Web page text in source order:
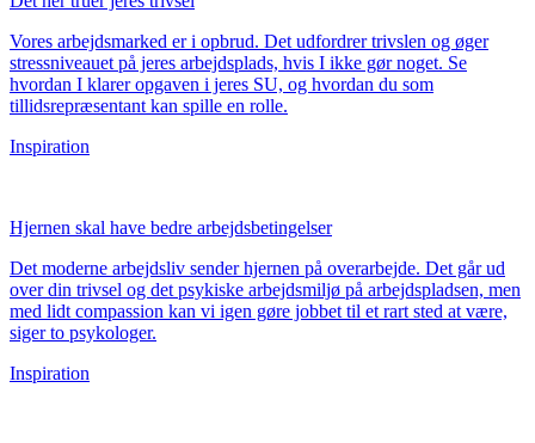
Vores arbejdsmarked er i opbrud. Det udfordrer trivslen og øger
stressniveauet på jeres arbejdsplads, hvis I ikke gør noget. Se
hvordan I klarer opgaven i jeres SU, og hvordan du som
tillidsrepræsentant kan spille en rolle.
Inspiration
Hjernen skal have bedre arbejdsbetingelser
Det moderne arbejdsliv sender hjernen på overarbejde. Det går ud
over din trivsel og det psykiske arbejdsmiljø på arbejdspladsen, men
med lidt compassion kan vi igen gøre jobbet til et rart sted at være,
siger to psykologer.
Inspiration